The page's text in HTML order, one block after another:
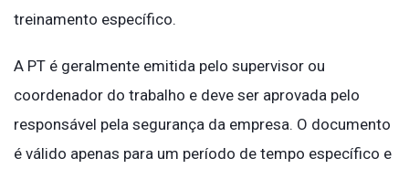
treinamento específico.
A PT é geralmente emitida pelo supervisor ou
coordenador do trabalho e deve ser aprovada pelo
responsável pela segurança da empresa. O documento
é válido apenas para um período de tempo específico e